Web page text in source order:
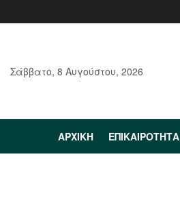
Σάββατο, 8 Αυγούστου, 2026
ΑΡΧΙΚΉ ΕΠΙΚΑΙΡΌΤΗΤΑ